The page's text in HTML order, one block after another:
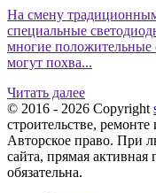
На смену
специальные
многие положительные
могут похва...
Читать далее
© 2016 - 2026 Copyright
строительстве, ремонте
Авторское право. При
сайта, прямая активная
обязательна.